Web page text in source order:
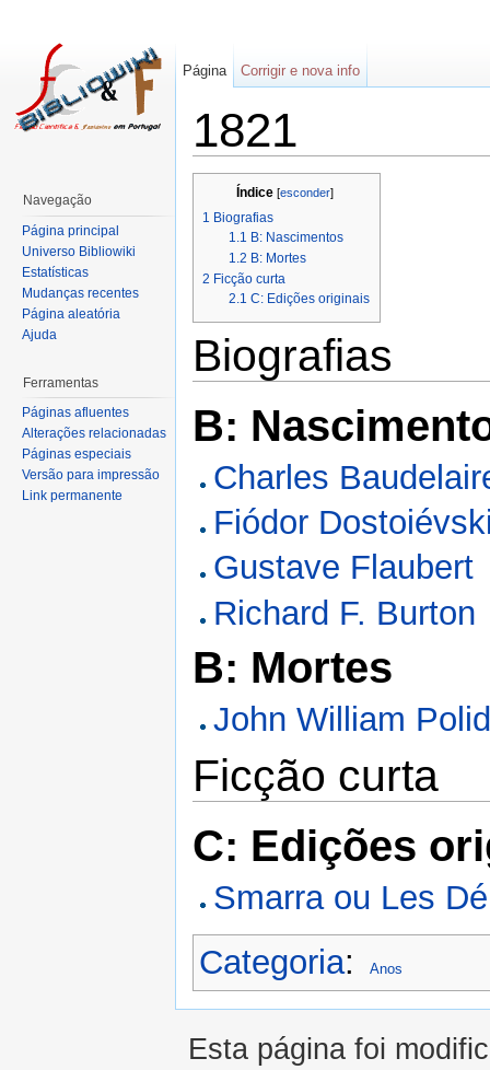
1821
Índice [esconder]
1 Biografias
1.1 B: Nascimentos
1.2 B: Mortes
2 Ficção curta
2.1 C: Edições originais
Biografias
B:
Charles
Fiódor
Gustave Flaubert
Richard F. Burton
B: Mortes
John William
Ficção curta
C: Edições
Smarra ou Les
Categoria: Anos
Página Corrigir e nova info
Navegação
Página principal
Universo Bibliowiki
Estatísticas
Mudanças recentes
Página aleatória
Ajuda
Ferramentas
Páginas afluentes
Alterações relacionadas
Páginas especiais
Versão para impressão
Link permanente
Esta página foi